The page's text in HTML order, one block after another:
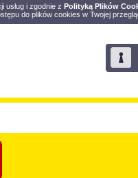
usług i zgodnie z Polityką Plików
do plików cookies w Twojej